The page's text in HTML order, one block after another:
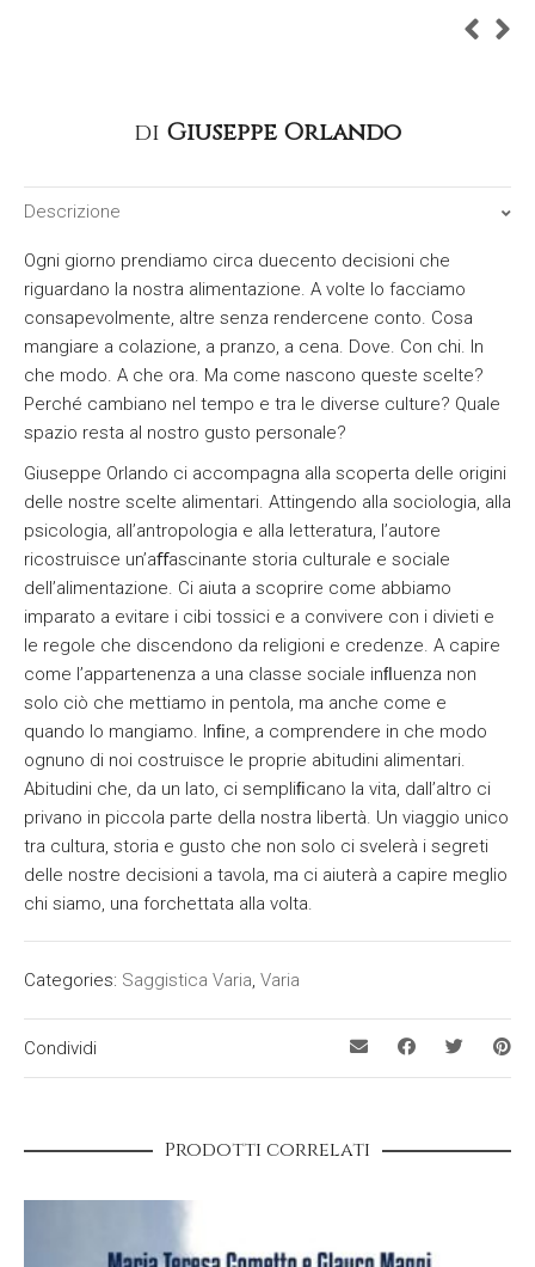
di Giuseppe Orlando
Descrizione
Ogni giorno prendiamo circa duecento decisioni che
riguardano la nostra alimentazione. A volte lo facciamo
consapevolmente, altre senza rendercene conto. Cosa
mangiare a colazione, a pranzo, a cena. Dove. Con chi. In
che modo. A che ora. Ma come nascono queste scelte?
Perché cambiano nel tempo e tra le diverse culture? Quale
spazio resta al nostro gusto personale?
Giuseppe Orlando ci accompagna alla scoperta delle origini
delle nostre scelte alimentari. Attingendo alla sociologia, alla
psicologia, all’antropologia e alla letteratura, l’autore
ricostruisce un’aﬀascinante storia culturale e sociale
dell’alimentazione. Ci aiuta a scoprire come abbiamo
imparato a evitare i cibi tossici e a convivere con i divieti e
le regole che discendono da religioni e credenze. A capire
come l’appartenenza a una classe sociale inﬂuenza non
solo ciò che mettiamo in pentola, ma anche come e
quando lo mangiamo. Inﬁne, a comprendere in che modo
ognuno di noi costruisce le proprie abitudini alimentari.
Abitudini che, da un lato, ci sempliﬁcano la vita, dall’altro ci
privano in piccola parte della nostra libertà. Un viaggio unico
tra cultura, storia e gusto che non solo ci svelerà i segreti
delle nostre decisioni a tavola, ma ci aiuterà a capire meglio
chi siamo, una forchettata alla volta.
Categories: Saggistica Varia, Varia
Condividi
Prodotti correlati